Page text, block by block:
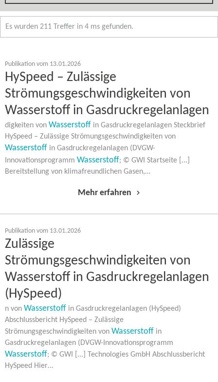
Es wurden 211 Treffer in 4 ms gefunden.
Publikation vom 13.01.2026
HySpeed – Zulässige
Strömungsgeschwindigkeiten von
Wasserstoff in Gasdruckregelanlagen
digkeiten von Wasserstoff in Gasdruckregelanlagen Steckbrief
HySpeed – Zulässige Strömungsgeschwindigkeiten von
Wasserstoff in Gasdruckregelanlagen (DVGW-​
Innovationsprogramm Wasserstoff; © GWI Startseite [...]
Bereitstellung von klimafreundlichen Gasen,…
Mehr erfahren
Publikation vom 13.01.2026
Zulässige
Strömungsgeschwindigkeiten von
Wasserstoff in Gasdruckregelanlagen
(HySpeed)
n von Wasserstoff in Gasdruckregelanlagen (HySpeed)
Abschlussbericht HySpeed – Zulässige
Strömungsgeschwindigkeiten von Wasserstoff in
Gasdruckregelanlagen (DVGW-​Innovationsprogramm
Wasserstoff; © GWI [...] Technologies GmbH Abschlussbericht
HySpeed Hier…